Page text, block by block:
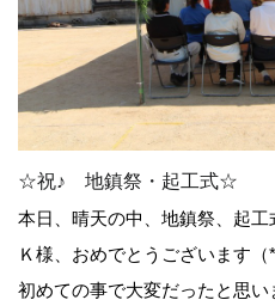
☆祝♪ 地鎮祭・起工式☆
本日、晴天の中、地鎮祭、起工
Ｋ様、おめでとうございます（
初めての事で大変だったと思い